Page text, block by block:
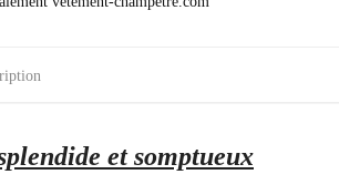
et somptueux